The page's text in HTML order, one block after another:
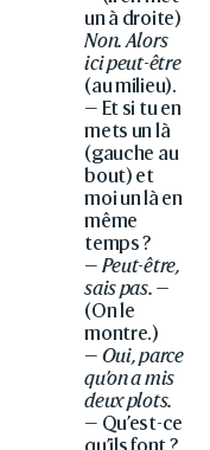
un à droite)
Non. Alors
ici peut-être
(au milieu).
— Et si tu en
mets un là
(gauche au
bout) et
moi un là en
même
temps ?
— Peut-être,
sais pas. —
(On le
montre.)
— Oui, parce
qu’on a mis
deux plots.
— Qu’est-ce
qu’ils font ?